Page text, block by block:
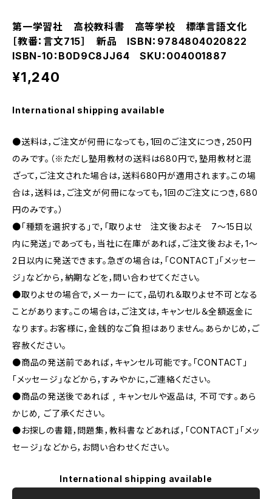
第一学習社 高校教科書 高等学校 標準言語文化
［教番：言文715］ 新品 ISBN：9784804020822
ISBN-10：B0D9C8JJ64 SKU：004001887
¥1,240
International shipping available
●送料は，ご注文が何冊になっても，1回のご注文につき，250円
のみです。（※ただし塾用教材の送料は680円で，塾用教材と混
ざって，ご注文された場合は，送料680円が適用されます。この場
合は，送料は，ご注文が何冊になっても，1回のご注文につき，680
円のみです。）
●「種類を選択する」で，「取りよせ 注文後およそ 7〜15日以
内に発送」であっても，当社に在庫があれば，ご注文後およそ，1〜
2日以内に発送できます。急ぎの場合は，「CONTACT」「メッセー
ジ」などから，納期などを，問い合わせてください。
●取りよせの場合で，メーカーにて，品切れ＆取りよせ不可となる
ことがあります。この場合は，ご注文は，キャンセル＆全額返金に
なります。お客様に，金銭的なご負担はありません。あらかじめ，ご
容赦ください。
●商品の発送前であれば，キャンセル可能です。「CONTACT」
「メッセージ」などから，すみやかに，ご連絡ください。
●商品の発送後であれば , キャンセルや返品は, 不可です｡あら
かじめ, ご了承ください｡
●お探しの書籍，問題集，教科書などあれば，「CONTACT」「メッ
セージ」などから，お問い合わせください。
International shipping available